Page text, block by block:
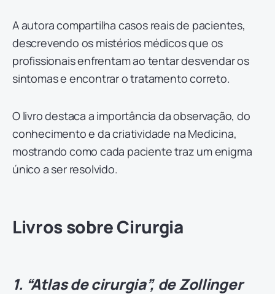
A autora compartilha casos reais de pacientes,
descrevendo os mistérios médicos que os
profissionais enfrentam ao tentar desvendar os
sintomas e encontrar o tratamento correto.
O livro destaca a importância da observação, do
conhecimento e da criatividade na Medicina,
mostrando como cada paciente traz um enigma
único a ser resolvido.
Livros sobre Cirurgia
1. “Atlas de cirurgia”, de Zollinger